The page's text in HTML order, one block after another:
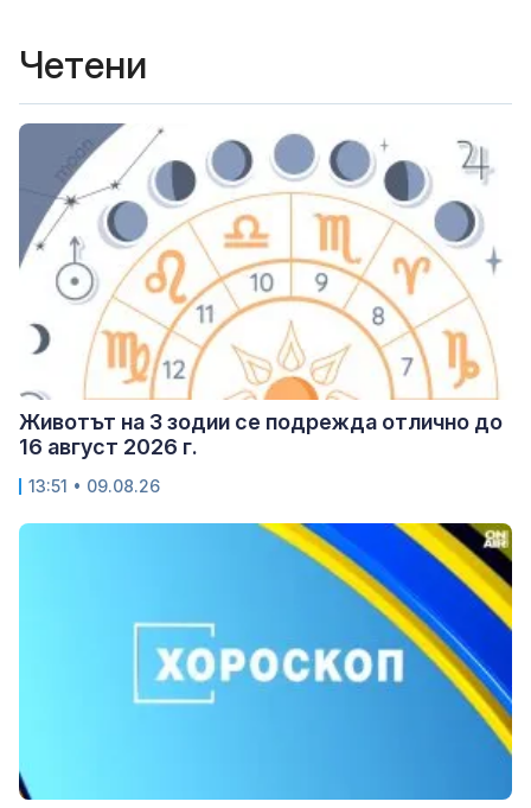
Четени
Животът на 3 зодии се подрежда отлично до
16 август 2026 г.
13:51 • 09.08.26